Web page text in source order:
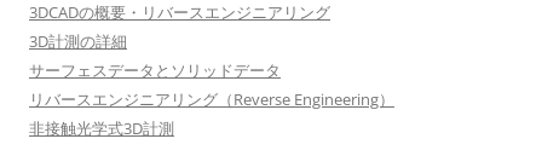
シ
ョ
ン
3DCADの概要・リバースエンジニアリング
3D計測の詳細
サーフェスデータとソリッドデータ
リバースエンジニアリング（Reverse Engineering）
非接触光学式3D計測